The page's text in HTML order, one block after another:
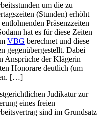
um die zu
(Stunden) erhöht
Präsenzzeiten
hat es für diese Zeiten
VBG berechnet und diese
gegenübergestellt. Dabei
Ansprüche der Klägerin
Honorare deutlich (um
[…]
Judikatur zur
eines freien
sind im Grundsatz